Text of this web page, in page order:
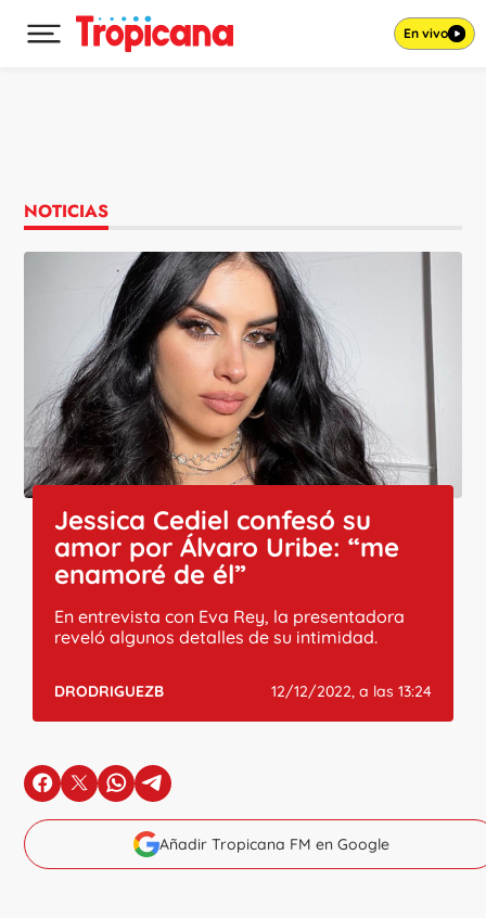
Desplegar menú principal En vivo
NOTICIAS
Jessica Cediel confesó su
amor por Álvaro Uribe: “me
enamoré de él”
En entrevista con Eva Rey, la presentadora
reveló algunos detalles de su intimidad.
DRODRIGUEZB 12/12/2022, a las 13:24
en Facebook
en Xen Whatsapp
en Telegram
Añadir Tropicana FM en Google